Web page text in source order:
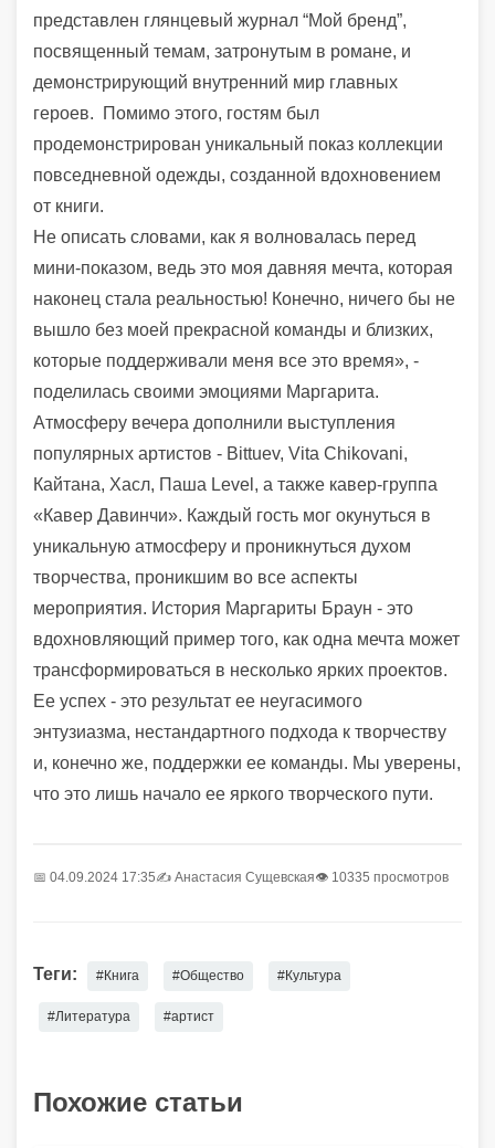
представлен глянцевый журнал “Мой бренд”,
посвященный темам, затронутым в романе, и
демонстрирующий внутренний мир главных
героев.
Помимо этого, гостям был
продемонстрирован уникальный показ коллекции
повседневной одежды, созданной вдохновением
от книги.
Не описать словами, как я волновалась перед
мини-показом, ведь это моя давняя мечта, которая
наконец стала реальностью! Конечно, ничего бы не
вышло без моей прекрасной команды и близких,
которые поддерживали меня все это время», -
поделилась своими эмоциями Маргарита.
Атмосферу вечера дополнили выступления
популярных артистов - Bittuev, Vita Chikovani,
Кайтана, Хасл, Паша Level, а также кавер-группа
«Кавер Давинчи». Каждый гость мог окунуться в
уникальную атмосферу и проникнуться духом
творчества, проникшим во все аспекты
мероприятия. История Маргариты Браун - это
вдохновляющий пример того, как одна мечта может
трансформироваться в несколько ярких проектов.
Ее успех - это результат ее неугасимого
энтузиазма, нестандартного подхода к творчеству
и, конечно же, поддержки ее команды. Мы уверены,
что это лишь начало ее яркого творческого пути.
📅 04.09.2024 17:35✍️ Анастасия Сущевская👁 10335 просмотров
Теги: #Книга #Общество #Культура
#Литература #артист
Похожие статьи